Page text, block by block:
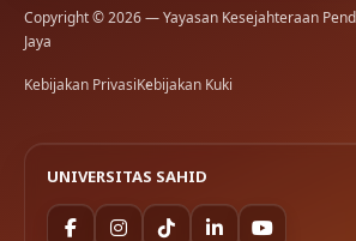
Copyright © 2026 — Yayasan Kesejahteraan
Jaya
Kebijakan PrivasiKebijakan Kuki
UNIVERSITAS SAHID